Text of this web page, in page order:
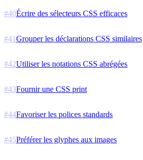
#40Écrire des sélecteurs CSS efficaces
#41Grouper les déclarations CSS similaires
#42Utiliser les notations CSS abrégées
#43Fournir une CSS print
#44Favoriser les polices standards
#45Préférer les glyphes aux images